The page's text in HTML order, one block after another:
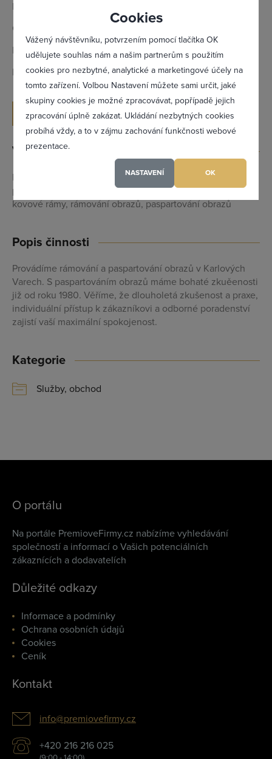
Cookies
Vážený návštěvníku, potvrzením pomocí tlačítka OK
udělujete souhlas nám a našim partnerům s použitím
cookies pro nezbytné, analytické a marketingové účely na
tomto zařízení. Volbou Nastavení můžete sami určit, jaké
skupiny cookies je možné zpracovávat, popřípadě jejich
zpracování úplně zakázat. Ukládání nezbytných cookies
probíhá vždy, a to v zájmu zachování funkčnosti webové
prezentace.
NASTAVENÍ OK
Kontaktní osoba:
Otevírací doba:
IČ:
04133455
DIČ:
CZ7757192234
ODESLAT POPTÁVKU
Výrobky a služby
Rámy na obrazy, zarámování obrazu, prodej zrcadel,
prodej rámů, zrcadla v rámu, rámování, dřevěné rámy,
kovové rámy, rámování obrazů, paspartování obrazů
Popis činnosti
Provádíme rámování a paspartování obrazů v Karlových
Varech. S paspartováním obrazů máme bohaté zkuěenosti
již od roku 1980. Věříme, že dlouholetá zkušenost a praxe,
individuální přístup k zákazníkovi a odborné poradenství
zajistí vaší maximální spokojenost.
Kategorie
Služby, obchod
O portálu
Na portále PremioveFirmy.cz nabízíme vyhledávání
společností a informací o Vašich potenciálních
zákaznících a dodavatelích
Důležité odkazy
Informace a podmínky
Ochrana osobních údajů
Cookies
Ceník
Kontakt
info@premiovefirmy.cz
+420 216 216 025
Zapomněl(a) jsem heslo
Registrovat se
Maximální zviditelnění ve výpisu firem
Vždy aktuální prezentace Vaší firmy
PŘIDAT FIRMU